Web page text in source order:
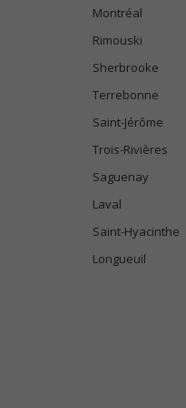
Montréal
Rimouski
Sherbrooke
Terrebonne
Saint-Jérôme
Trois-Rivières
Saguenay
Laval
Saint-Hyacinthe
Longueuil